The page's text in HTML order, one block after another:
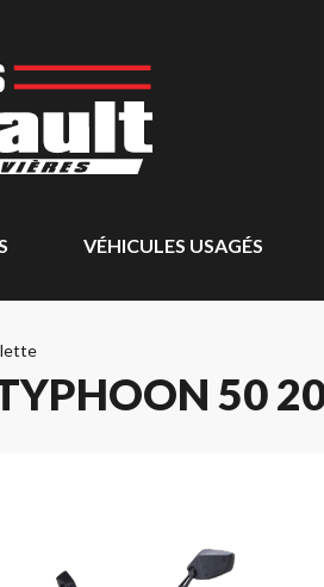
VÉHICULES USAGÉS
50